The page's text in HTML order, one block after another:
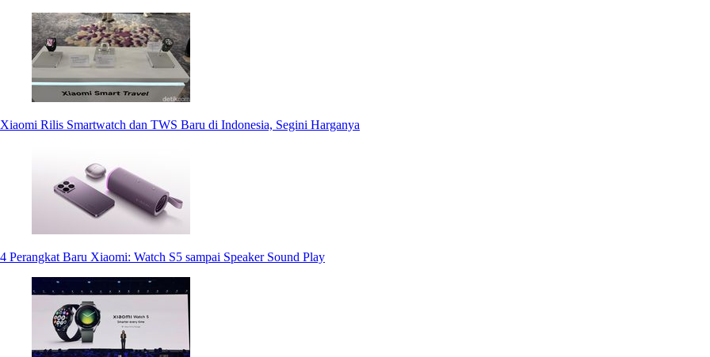
Xiaomi Rilis Smartwatch dan TWS Baru di Indonesia, Segini Harganya
4 Perangkat Baru Xiaomi: Watch S5 sampai Speaker Sound Play